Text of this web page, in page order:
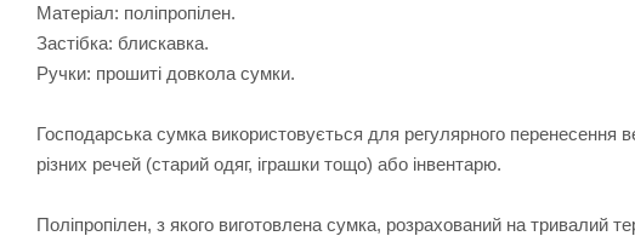
Матеріал: поліпропілен.
Застібка: блискавка.
Ручки: прошиті довкола сумки.
Господарська сумка використовується для регулярного перенесення
різних речей (старий одяг, іграшки тощо) або інвентарю.
Поліпропілен, з якого виготовлена сумка, розрахований на тривалий